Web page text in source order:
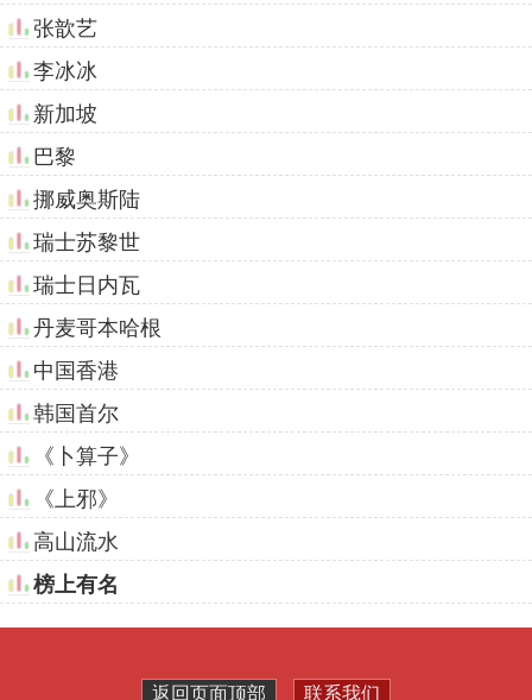
张歆艺
李冰冰
新加坡
巴黎
挪威奥斯陆
瑞士苏黎世
瑞士日内瓦
丹麦哥本哈根
中国香港
韩国首尔
《卜算子》
《上邪》
高山流水
榜上有名
返回页面顶部 联系我们